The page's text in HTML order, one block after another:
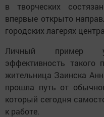
в творческих
впервые открыто
городских лагерях
Личный пример
эффективность такого
жительница Заинска
прошла путь от
который сегодня
к работе.